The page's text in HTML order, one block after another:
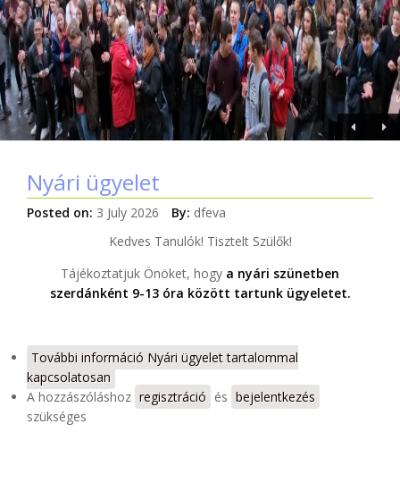
Nyári ügyelet
Posted on: 3 July 2026 By: dfeva
Kedves Tanulók! Tisztelt Szülők!
Tájékoztatjuk Önöket, hogy a nyári szünetben
szerdánként 9-13 óra között tartunkügyeletet.
További információ Nyári ügyelet tartalommal
kapcsolatosan
A hozzászóláshoz regisztráció és bejelentkezés
szükséges